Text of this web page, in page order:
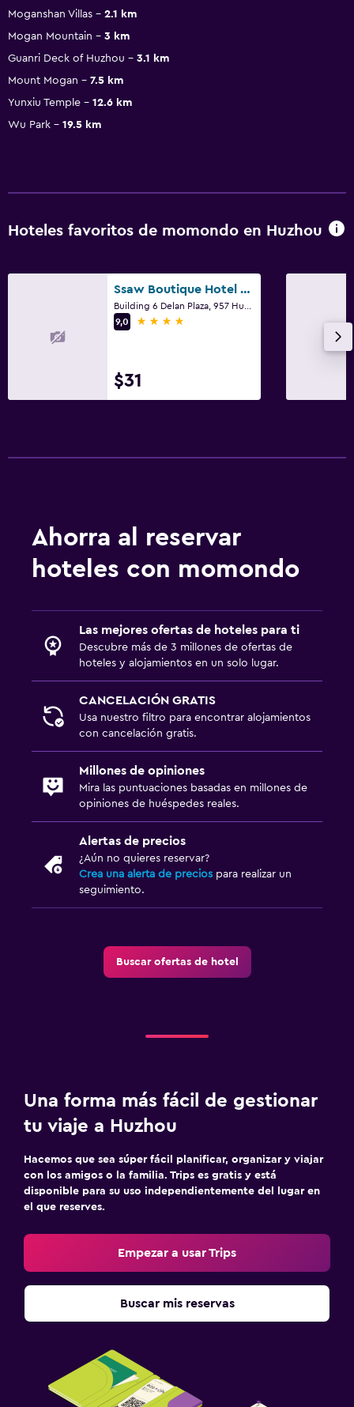
Moganshan Villas
2.1 km
Mogan Mountain
3 km
Guanri Deck of Huzhou
3.1 km
Mount Mogan
7.5 km
Yunxiu Temple
12.6 km
Wu Park
19.5 km
Hoteles favoritos de momondo en Huzhou
Ssaw Boutique Hotel Dexin Mogan Mountain
9,0
4 estrellas
$31
Ahorra al reservar
hoteles con momondo
Las mejores ofertas de hoteles para ti
Descubre más de 3 millones de ofertas de
hoteles y alojamientos en un solo lugar.
CANCELACIÓN GRATIS
Usa nuestro filtro para encontrar alojamientos
con cancelación gratis.
Millones de opiniones
Mira las puntuaciones basadas en millones de
opiniones de huéspedes reales.
Alertas de precios
¿Aún no quieres reservar?
Crea una alerta de precios para realizar un
seguimiento.
Buscar ofertas de hotel
Una forma más fácil de gestionar
tu viaje a Huzhou
Hacemos que sea súper fácil planificar, organizar y viajar
con los amigos o la familia. Trips es gratis y está
disponible para su uso independientemente del lugar en
el que reserves.
Empezar a usar Trips
Buscar mis reservas